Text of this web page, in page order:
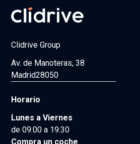
Clidrive Group
Av. de Manoteras, 38
Madrid28050
Horario
Lunes a Viernes
de 09:00 a 19:30
Compra un coche